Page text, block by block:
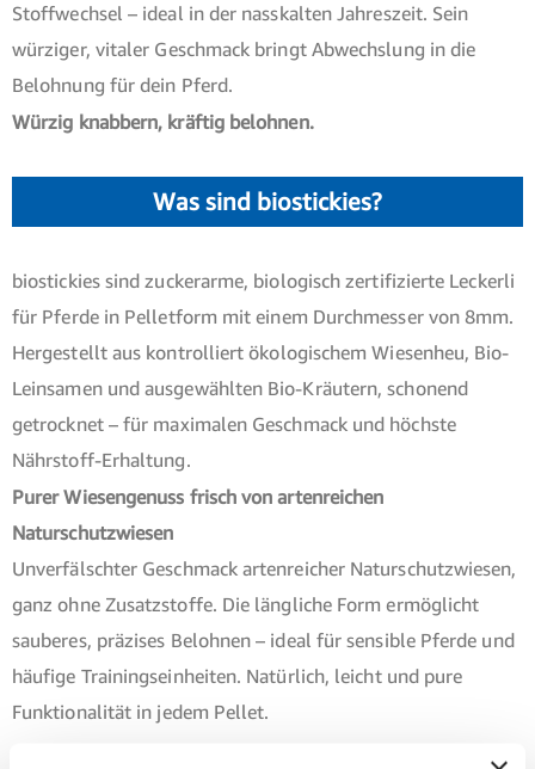
Stoffwechsel – ideal in der nasskalten Jahreszeit. Sein
würziger, vitaler Geschmack bringt Abwechslung in die
Belohnung für dein Pferd.
Würzig knabbern, kräftig belohnen.
Was sind biostickies?
biostickies sind zuckerarme, biologisch zertifizierte Leckerli
für Pferde in Pelletform mit einem Durchmesser von 8mm.
Hergestellt aus kontrolliert ökologischem Wiesenheu, Bio-
Leinsamen und ausgewählten Bio-Kräutern, schonend
getrocknet – für maximalen Geschmack und höchste
Nährstoff-Erhaltung.
Purer Wiesen­genuss frisch von artenreichen
Naturschutzwiesen
Unverfälschter Geschmack artenreicher Naturschutzwiesen,
ganz ohne Zusatzstoffe. Die längliche Form ermöglicht
sauberes, präzises Belohnen – ideal für sensible Pferde und
häufige Trainingseinheiten. Natürlich, leicht und pure
Funktionalität in jedem Pellet.